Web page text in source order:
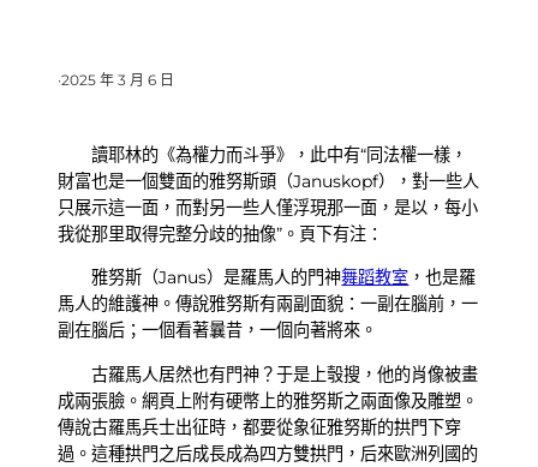
·2025 年 3 月 6 日
讀耶林的《為權力而斗爭》，此中有“同法權一樣，
財富也是一個雙面的雅努斯頭（Januskopf），對一些人
只展示這一面，而對另一些人僅浮現那一面，是以，每小
我從那里取得完整分歧的抽像”。頁下有注：
雅努斯（Janus）是羅馬人的門神舞蹈教室 ，也是羅
馬人的維護神。傳說雅努斯有兩副面貌：一副在腦前，一
副在腦后；一個看著曩昔，一個向著將來。
古羅馬人居然也有門神？于是上彀搜，他的肖像被畫
成兩張臉。網頁上附有硬幣上的雅努斯之兩面像及雕塑。
傳說古羅馬兵士出征時，都要從象征雅努斯的拱門下穿
過。這種拱門之后成長成為四方雙拱門，后來歐洲列國的